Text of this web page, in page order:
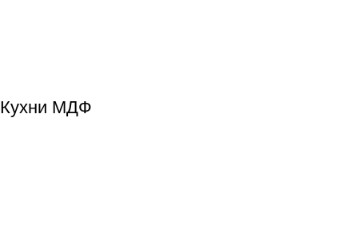
Кухни МДФ